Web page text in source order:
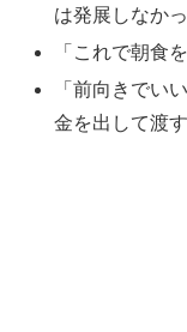
は発展しなか
「これで朝食
「前向きでい
金を出して渡